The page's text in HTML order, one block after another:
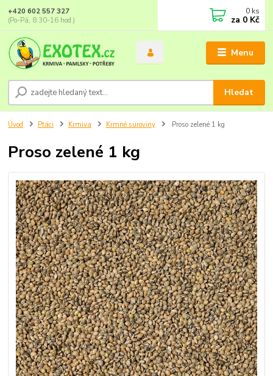
Menu
Hledat
+420 602 557 327
(Po-Pá, 8:30-16 hod.)
0 ks
za 0 Kč
Úvod Ptáci Krmiva Krmné suroviny Proso zelené 1 kg
Proso zelené 1 kg